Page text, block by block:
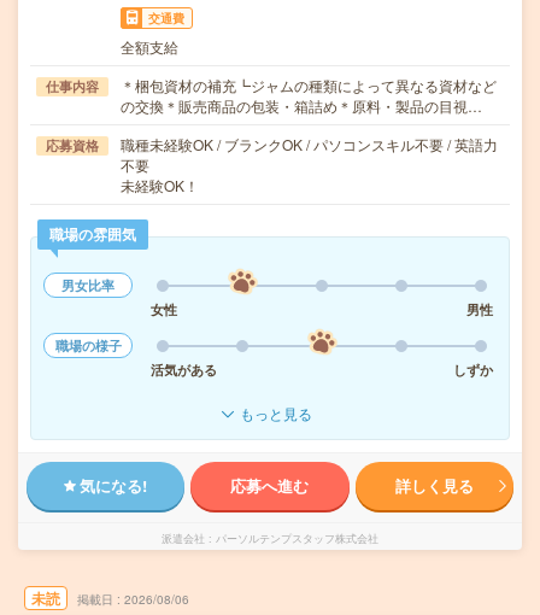
交通費
全額支給
仕事内容
＊梱包資材の補充┗ジャムの種類によって異なる資材など
の交換＊販売商品の包装・箱詰め＊原料・製品の目視…
応募資格
職種未経験OK / ブランクOK / パソコンスキル不要 / 英語力
不要
未経験OK！
職場の雰囲気
男女比率
女性
男性
職場の様子
活気がある
しずか
もっと見る
気になる! 応募へ進む 詳しく見る
派遣会社 パーソルテンプスタッフ株式会社
未読 掲載日 2026/08/06